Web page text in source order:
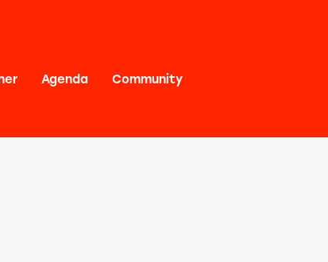
Agenda Community